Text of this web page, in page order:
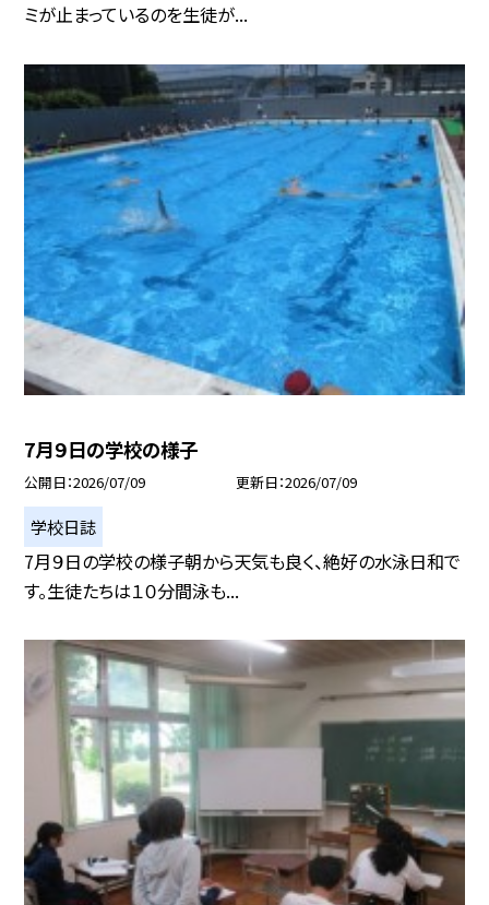
ミが止まっているのを生徒が...
7月９日の学校の様子
公開日 2026/07/09 更新日 2026/07/09
学校日誌
7月９日の学校の様子朝から天気も良く、絶好の水泳日和で
す。生徒たちは１０分間泳も...